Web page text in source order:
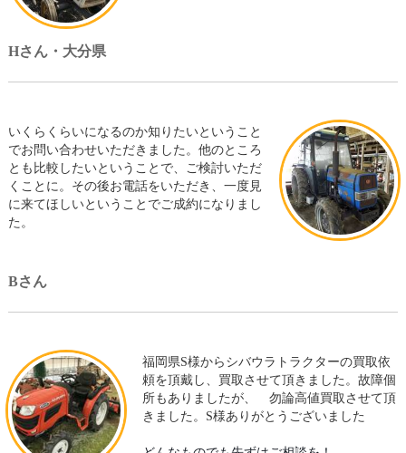
Hさん・大分県
いくらくらいになるのか知りたいということ
でお問い合わせいただきました。他のところ
とも比較したいということで、ご検討いただ
くことに。その後お電話をいただき、一度見
に来てほしいということでご成約になりまし
た。
Bさん
福岡県S様からシバウラトラクターの買取依
頼を頂戴し、買取させて頂きました。故障個
所もありましたが、 勿論高値買取させて頂
きました。S様ありがとうございました